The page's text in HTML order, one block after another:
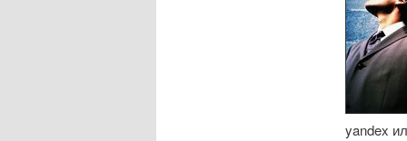
yandex